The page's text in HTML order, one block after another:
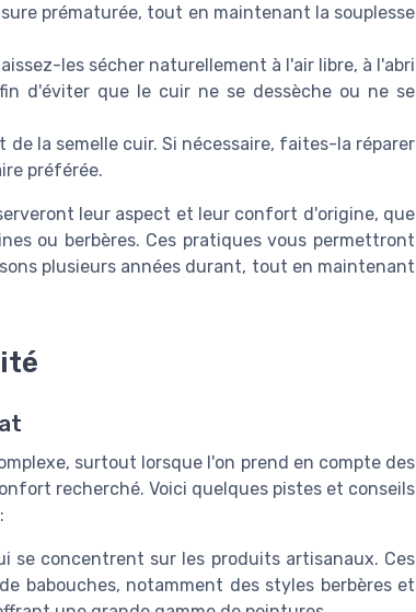
prématurée, tout en maintenant la souplesse
les sécher naturellement à l'air libre, à l'abri
d'éviter que le cuir ne se dessèche ou ne se
la semelle cuir. Si nécessaire, faites-la réparer
préférée.
leur aspect et leur confort d'origine, que
ou berbères. Ces pratiques vous permettront
plusieurs années durant, tout en maintenant
surtout lorsque l'on prend en compte des
recherché. Voici quelques pistes et conseils
se concentrent sur les produits artisanaux. Ces
babouches, notamment des styles berbères et